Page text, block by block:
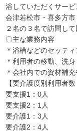
浴していただくサービ
会津若松市・喜多方
２名の３名で訪問して
〇主な業務内容
＊浴槽などのセッテ
＊利用者の移動、洗
＊会社内での資材補
【要介護度別利用者
要支援1：0人
要支援2：1人
要介護1：3人
要介護2：4人